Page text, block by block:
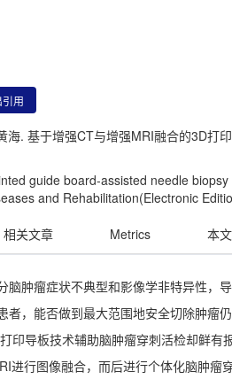
用
. 基于增强CT与增强MRI融合的3D
guide board-assisted needle
and Rehabilitation(Electronic
相关文章 Metrics 本
肿瘤症状不典型和影像学非特异性，
，能否做到最大范围地安全切除肿瘤
印导板技术辅助脑肿瘤穿刺活检却鲜有
行图像融合，而后进行个体化脑肿瘤